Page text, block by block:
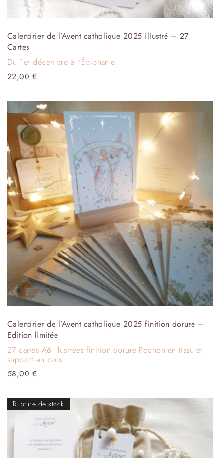
Calendrier de l’Avent catholique 2025 illustré – 27
Cartes
Du 1er décembre à l'Épiphanie
22,00 €
Calendrier de l’Avent catholique 2025 finition dorure –
Edition limitée
27 cartes A6 illustrées finition dorure Pochon en tissu et
support en bois
58,00 €
Rupture de stock